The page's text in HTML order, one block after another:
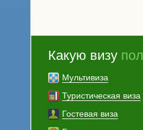
Какую визу
Мультивиза
Туристическая виза
Гостевая виза